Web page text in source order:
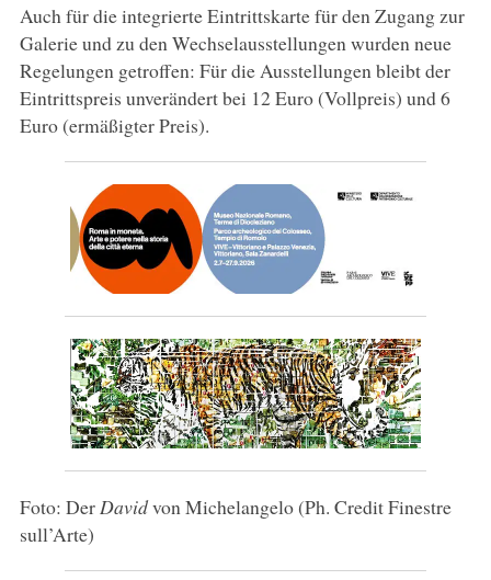
Auch für die integrierte Eintrittskarte für den Zugang zur
Galerie und zu den Wechselausstellungen wurden neue
Regelungen getroffen: Für die Ausstellungen bleibt der
Eintrittspreis unverändert bei 12 Euro (Vollpreis) und 6
Euro (ermäßigter Preis).
Foto: Der Davidvon Michelangelo (Ph. Credit Finestre
sull’Arte)